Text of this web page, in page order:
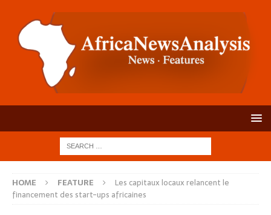
HOME FEATURE
Les capitaux locaux relancent le
financement des start-ups africaines